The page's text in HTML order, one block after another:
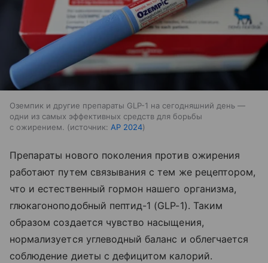
Оземпик и другие препараты GLP-1 на сегодняшний день —
одни из самых эффективных средств для борьбы
с ожирением.
источник: AP 2024
Препараты нового поколения против ожирения
работают путем связывания с тем же рецептором,
что и естественный гормон нашего организма,
глюкагоноподобный пептид-1 (GLP-1). Таким
образом создается чувство насыщения,
нормализуется углеводный баланс и облегчается
соблюдение диеты с дефицитом калорий.